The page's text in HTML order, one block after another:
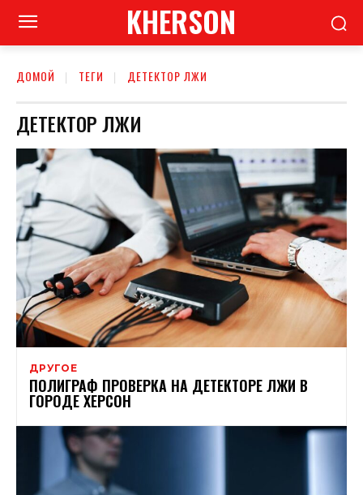
KHERSON
ДОМОЙ ТЕГИ ДЕТЕКТОР ЛЖИ
ДЕТЕКТОР ЛЖИ
ДРУГОЕ
ПОЛИГРАФ ПРОВЕРКА НА ДЕТЕКТОРЕ ЛЖИ В
ГОРОДЕ ХЕРСОН